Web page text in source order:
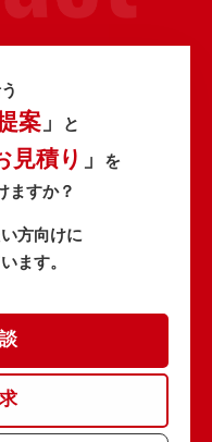
案」
と
見積り 」
を
ますか？
方向けに
ます。